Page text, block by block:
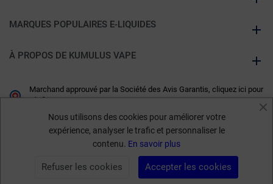
MARQUES POPULAIRES E-LIQUIDES
À PROPOS DE KUMULUS VAPE
Marchand approuvé par la Société des Avis Garantis, cliquez ici pour
vérifier.
Nous utilisons des cookies pour améliorer votre
expérience, analyser le trafic et personnaliser le
contenu. En savoir plus
Accepter les cookies
Refuser les cookies